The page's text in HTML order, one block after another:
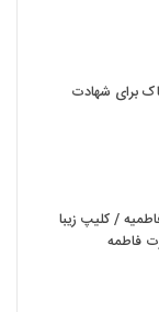
برای شهادت
/ کلیپ زیبا
فاطمه